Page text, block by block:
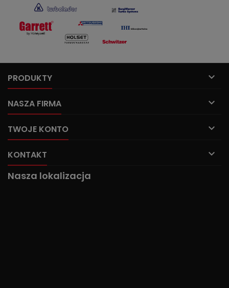
PRODUKTY 
NASZA FIRMA 
TWOJE KONTO 
KONTAKT 
Nasza lokalizacja